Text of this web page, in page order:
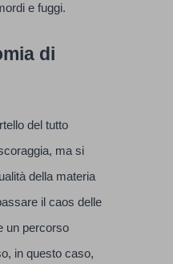
e fuggi.
di
del tutto
ma si
della materia
il caos delle
un percorso
in questo caso,